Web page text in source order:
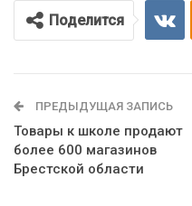
Поделится
ПРЕДЫДУЩАЯ ЗАПИСЬ
Товары к школе продают
более 600 магазинов
Брестской области